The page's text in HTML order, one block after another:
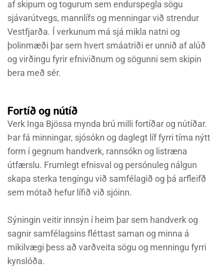
af skipum og togurum sem endurspegla sögu
sjávarútvegs, mannlífs og menningar við strendur
Vestfjarða. Í verkunum má sjá mikla natni og
þolinmæði þar sem hvert smáatriði er unnið af alúð
og virðingu fyrir efniviðnum og sögunni sem skipin
bera með sér.
Fortíð og nútíð
Verk Inga Bjössa mynda brú milli fortíðar og nútíðar.
Þar fá minningar, sjósókn og daglegt líf fyrri tíma nýtt
form í gegnum handverk, rannsókn og listræna
útfærslu. Frumlegt efnisval og persónuleg nálgun
skapa sterka tengingu við samfélagið og þá arfleifð
sem mótað hefur lífið við sjóinn.
Sýningin veitir innsýn í heim þar sem handverk og
sagnir samfélagsins fléttast saman og minna á
mikilvægi þess að varðveita sögu og menningu fyrri
kynslóða.